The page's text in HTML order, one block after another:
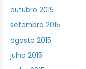
outubro 2015
setembro 2015
agosto 2015
julho 2015